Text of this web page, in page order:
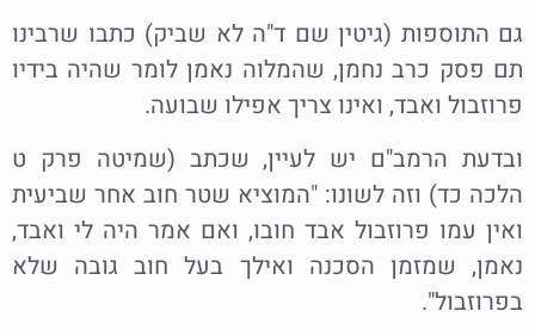
גם התוספות (גיטין שם ד"ה לא שביק) כתבו שרבינו
תם פסק כרב נחמן, שהמלוה נאמן לומר שהיה בידיו
פרוזבול ואבד, ואינו צריך אפילו שבועה.
ובדעת הרמב"ם יש לעיין, שכתב (שמיטה פרק ט
הלכה כד) וזה לשונו: "המוציא שטר חוב אחר שביעית
ואין עמו פרוזבול אבד חובו, ואם אמר היה לי ואבד,
נאמן, שמזמן הסכנה ואילך בעל חוב גובה שלא
בפרוזבול".